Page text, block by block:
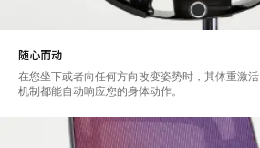
随心而动
在您坐下或者向任何方向改变姿势时，其体重激活
机制都能自动响应您的身体动作。